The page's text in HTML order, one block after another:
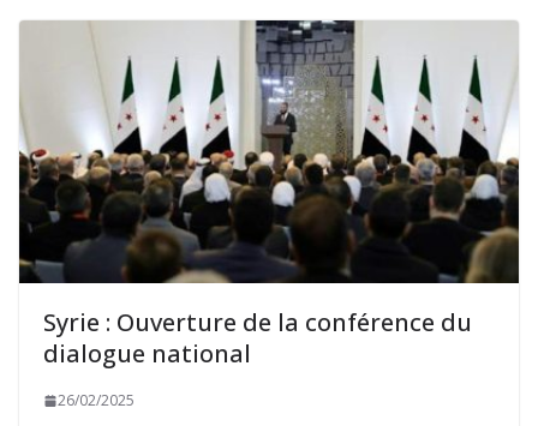
Syrie : Ouverture de la conférence du
dialogue national
26/02/2025